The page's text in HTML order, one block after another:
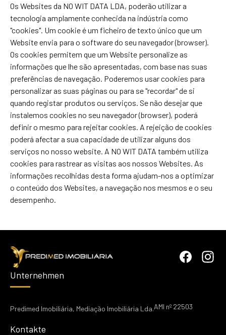
Os Websites da NO WIT DATA LDA, poderão utilizar a
tecnologia amplamente conhecida na indústria como
"cookies". Um cookie é um ficheiro de texto único que um
Website envia para o software do seu navegador (browser).
Os cookies permitem que um Website personalize as
informações que lhe são apresentadas, com base nas suas
preferências de navegação. Poderemos usar cookies para
personalizar as suas páginas ou para se "recordar" de si
quando registar produtos ou serviços. Se não desejar que
instalemos cookies no seu navegador (browser), poderá
definir o mesmo para rejeitar cookies. A rejeição de cookies
poderá afectar a sua capacidade de utilizar alguns dos
serviços no nosso website. A NO WIT DATA também utiliza
cookies para rastrear as visitas aos nossos Websites. As
informações recolhidas desta forma ajudam-nos a optimizar
o conteúdo dos Websites, a navegação nos mesmos e o seu
desempenho.
Unternehmen
Predimed Imobiliária, Mediação Imobiliária Lda.AMI nº 22503
Kontakte